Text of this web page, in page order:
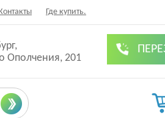
Где купить.
Ополчения, 201